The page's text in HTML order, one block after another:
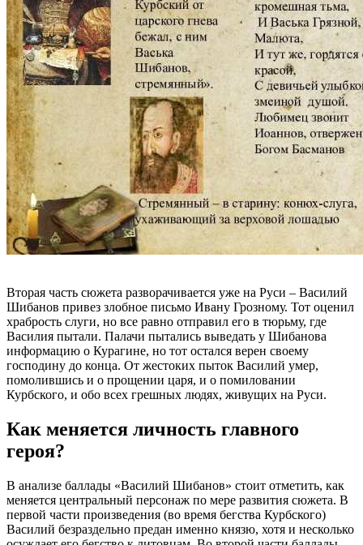
Вторая часть сюжета разворачивается уже на Руси – Василий
Шибанов привез злобное письмо Ивану Грозному. Тот оценил
храбрость слуги, но все равно отправил его в тюрьму, где
Василия пытали. Палачи пытались выведать у Шибанова
информацию о Курагине, но тот остался верен своему
господину до конца. От жестоких пыток Василий умер,
помолившись и о прощении царя, и о помиловании
Курбского, и обо всех грешных людях, живущих на Руси.
Как меняется личность главного
героя?
В анализе баллады «Василий Шибанов» стоит отметить, как
меняется центральный персонаж по мере развития сюжета. В
первой части произведения (во время бегства Курбского)
Василий безраздельно предан именно князю, хотя и несколько